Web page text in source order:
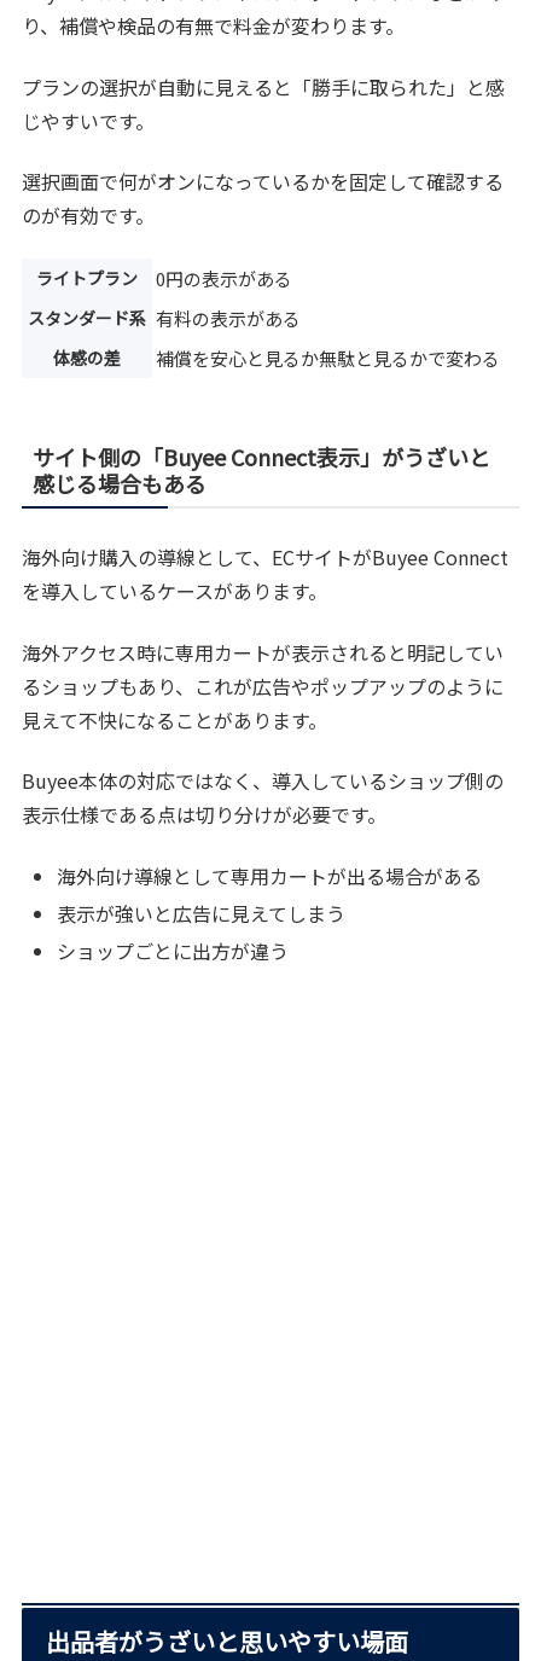
り、補償や検品の有無で料金が変わります。
プランの選択が自動に見えると「勝手に取られた」と感
じやすいです。
選択画面で何がオンになっているかを固定して確認する
のが有効です。
ライトプラン 0円の表示がある
スタンダード系 有料の表示がある
体感の差 補償を安心と見るか無駄と見るかで変わる
サイト側の「Buyee Connect表示」がうざいと
感じる場合もある
海外向け購入の導線として、ECサイトがBuyee Connect
を導入しているケースがあります。
海外アクセス時に専用カートが表示されると明記してい
るショップもあり、これが広告やポップアップのように
見えて不快になることがあります。
Buyee本体の対応ではなく、導入しているショップ側の
表示仕様である点は切り分けが必要です。
海外向け導線として専用カートが出る場合がある
表示が強いと広告に見えてしまう
ショップごとに出方が違う
出品者がうざいと思いやすい場面